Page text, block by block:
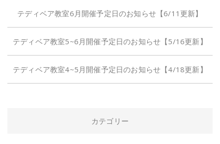
テディベア教室6月開催予定日のお知らせ【6/11更新】
テディベア教室5~6月開催予定日のお知らせ【5/16更新】
テディベア教室4~5月開催予定日のお知らせ【4/18更新】
カテゴリー